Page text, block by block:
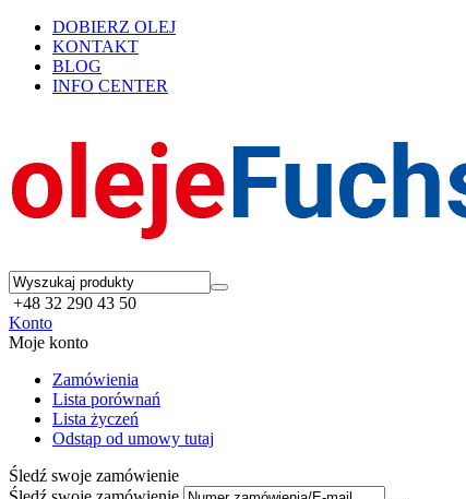
DOBIERZ OLEJ
KONTAKT
BLOG
INFO CENTER
+48 32 290 43 50
Konto
Moje konto
Zamówienia
Lista porównań
Lista życzeń
Odstąp od umowy tutaj
Śledź swoje zamówienie